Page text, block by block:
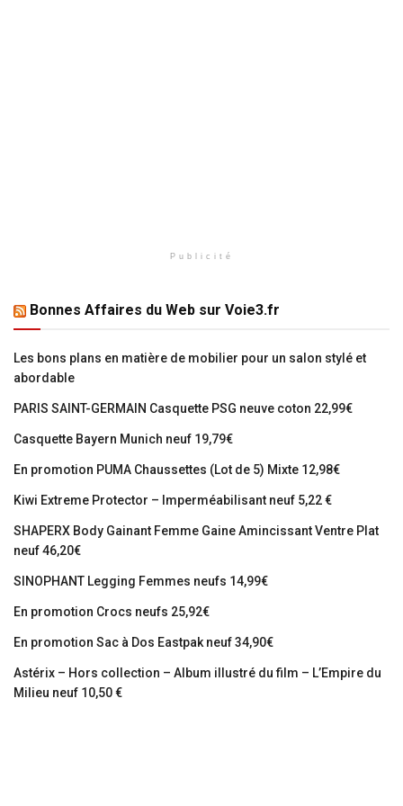
Publicité
Bonnes Affaires du Web sur Voie3.fr
Les bons plans en matière de mobilier pour un salon stylé et
abordable
PARIS SAINT-GERMAIN Casquette PSG neuve coton 22,99€
Casquette Bayern Munich neuf 19,79€
En promotion PUMA Chaussettes (Lot de 5) Mixte 12,98€
Kiwi Extreme Protector – Imperméabilisant neuf 5,22 €
SHAPERX Body Gainant Femme Gaine Amincissant Ventre Plat
neuf 46,20€
SINOPHANT Legging Femmes neufs 14,99€
En promotion Crocs neufs 25,92€
En promotion Sac à Dos Eastpak neuf 34,90€
Astérix – Hors collection – Album illustré du film – L’Empire du
Milieu neuf 10,50 €